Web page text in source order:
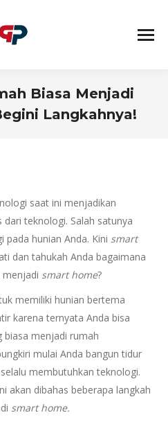
Biasa Menjadi
Langkahnya!
saat ini menjadikan
teknologi. Salah satunya
pada hunian Anda. Kini smart
dan tahukah Anda bagaimana
menjadi smart home?
memiliki hunian bertema
karena ternyata Anda bisa
biasa menjadi rumah
mulai Anda bangun tidur
membutuhkan teknologi.
akan dibahas beberapa langkah
smart home.